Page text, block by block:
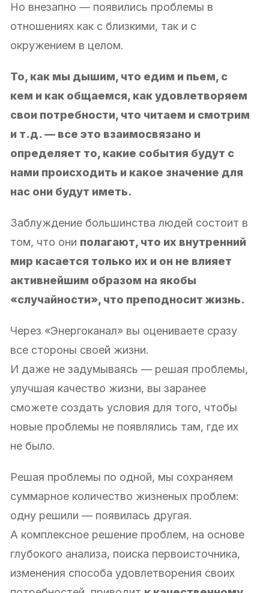
Но внезапно — появились проблемы в
отношениях как с близкими, так и с
окружением в целом.
То, как мы дышим, что едим и пьем, с
кем и как общаемся, как удовлетворяем
свои потребности, что читаем и смотрим
и т.д. — все это взаимосвязано и
определяет то, какие события будут с
нами происходить и какое значение для
нас они будут иметь.
Заблуждение большинства людей состоит в
том, что они полагают, что их внутренний
мир касается только их и он не влияет
активнейшим образом на якобы
«случайности», что преподносит жизнь.
Через «Энергоканал» вы оцениваете сразу
все стороны своей жизни.
И даже не задумываясь — решая проблемы,
улучшая качество жизни, вы заранее
сможете создать условия для того, чтобы
новые проблемы не появлялись там, где их
не было.
Решая проблемы по одной, мы сохраняем
суммарное количество жизненых проблем:
одну решили — появилась другая.
А комплексное решение проблем, на основе
глубокого анализа, поиска первоисточника,
изменения способа удовлетворения своих